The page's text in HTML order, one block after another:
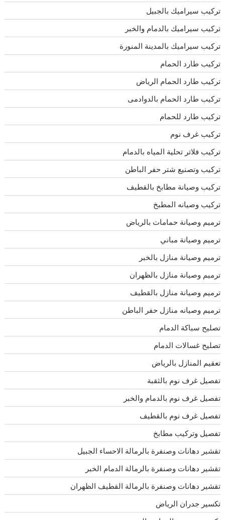
تركيب سيراميك بالجبيل
تركيب سيراميك بالدمام والخبر
تركيب سيراميك بالمدينة المنورة
تركيب طارد الحمام
تركيب طارد الحمام الرياض
تركيب طارد الحمام بالدوادمى
تركيب طارد للحمام
تركيب غرف نوم
تركيب فلاتر تحلية المياه بالدمام
تركيب وتصنيع شتر حفر الباطن
تركيب وصيانة مطابخ بالقطيف
تركيب وصيانه المطبخ
ترميم وصيانة حمامات بالرياض
ترميم وصيانة مباني
ترميم وصيانة منازل بالخبر
ترميم وصيانة منازل بالظهران
ترميم وصيانة منازل بالقطيف
ترميم وصيانه منازل حفر الباطن
تصليح سباكة الدمام
تصليح غسالات الدمام
تعقيم المنازل بالرياض
تفصيل غرف نوم بالثقبة
تفصيل غرف نوم بالدمام والخبر
تفصيل غرف نوم بالقطيف
تفصيل وتركيب مطابخ
تقشير دهانات وصنفرة بالرمالة الاحساء الجبيل
تقشير دهانات وصنفرة بالرمالة الدمام الخبر
تقشير دهانات وصنفرة بالرمالة القطيف الظهران
تكسير جدران الرياض